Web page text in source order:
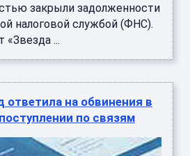
закрыли задолженности
налоговой службой (ФНС).
...
на обвинения в
по связям